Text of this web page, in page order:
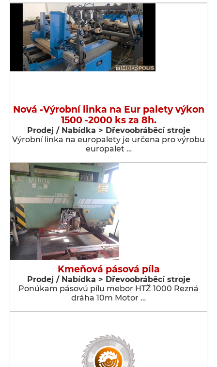
Nová -Výrobní linka na Eur palety výkon
1500 -2000 ks za 8h.
Prodej / Nabídka > Dřevoobráběcí stroje
Výrobní linka na europalety je určena pro výrobu
europalet …
Kmeňová pásová píla
Prodej / Nabídka > Dřevoobráběcí stroje
Ponúkam pásovú pílu mebor HTŽ 1000 Rezná
dráha 10m Motor …